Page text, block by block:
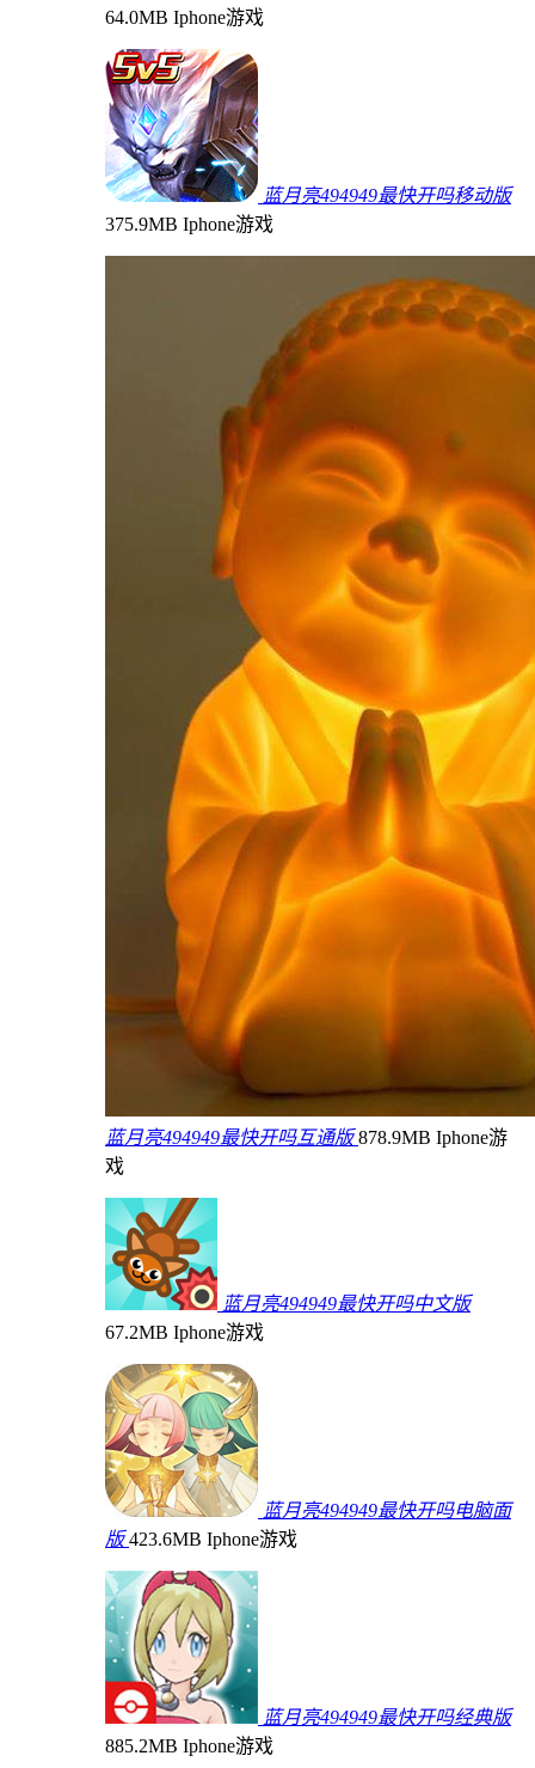
64.0MB Iphone游戏
蓝月亮494949最快开吗移动版
375.9MB Iphone游戏
蓝月亮494949最快开吗互通版 878.9MB Iphone游
戏
蓝月亮494949最快开吗中文版
67.2MB Iphone游戏
蓝月亮494949最快开吗电脑面
版 423.6MB Iphone游戏
蓝月亮494949最快开吗经典版
885.2MB Iphone游戏